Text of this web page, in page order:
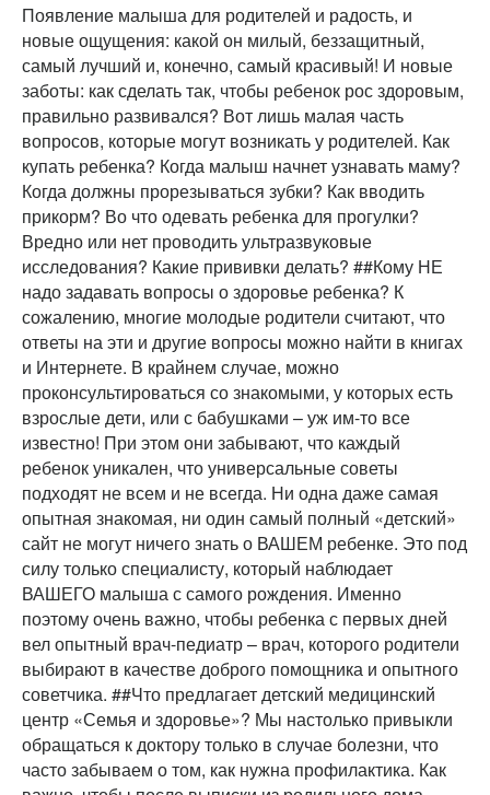
Появление малыша для родителей и радость, и
новые ощущения: какой он милый, беззащитный,
самый лучший и, конечно, самый красивый! И новые
заботы: как сделать так, чтобы ребенок рос здоровым,
правильно развивался? Вот лишь малая часть
вопросов, которые могут возникать у родителей. Как
купать ребенка? Когда малыш начнет узнавать маму?
Когда должны прорезываться зубки? Как вводить
прикорм? Во что одевать ребенка для прогулки?
Вредно или нет проводить ультразвуковые
исследования? Какие прививки делать? ##Кому НЕ
надо задавать вопросы о здоровье ребенка? К
сожалению, многие молодые родители считают, что
ответы на эти и другие вопросы можно найти в книгах
и Интернете. В крайнем случае, можно
проконсультироваться со знакомыми, у которых есть
взрослые дети, или с бабушками – уж им-то все
известно! При этом они забывают, что каждый
ребенок уникален, что универсальные советы
подходят не всем и не всегда. Ни одна даже самая
опытная знакомая, ни один самый полный «детский»
сайт не могут ничего знать о ВАШЕМ ребенке. Это под
силу только специалисту, который наблюдает
ВАШЕГО малыша с самого рождения. Именно
поэтому очень важно, чтобы ребенка с первых дней
вел опытный врач-педиатр – врач, которого родители
выбирают в качестве доброго помощника и опытного
советчика. ##Что предлагает детский медицинский
центр «Семья и здоровье»? Мы настолько привыкли
обращаться к доктору только в случае болезни, что
часто забываем о том, как нужна профилактика. Как